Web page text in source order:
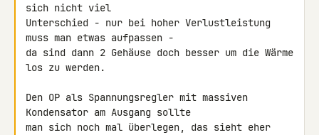
sich nicht viel
Unterschied - nur bei hoher Verlustleistung
muss man etwas aufpassen -
da sind dann 2 Gehäuse doch besser um die Wärme
los zu werden.
Den OP als Spannungsregler mit massiven
Kondensator am Ausgang sollte
man sich noch mal überlegen, das sieht eher